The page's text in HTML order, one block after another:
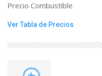
Precio Combustible
Ver Tabla de Precios